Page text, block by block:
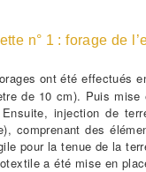
n° 1 : forage de
ont été effectués
de 10 cm). Puis
injection de
comprenant des
pour la tenue de la
a été mise en